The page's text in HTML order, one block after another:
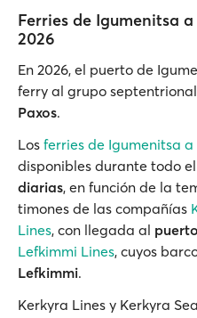
Ferries de Igumenitsa
2026
En 2026, el puerto de
ferry al grupo
Paxos.
Los ferries de Igumenitsa a
disponibles durante todo
diarias, en función de la
timones de las compañías
Lines, con llegada al
Lefkimmi Lines, cuyos
Lefkimmi.
Kerkyra Lines y Kerkyra